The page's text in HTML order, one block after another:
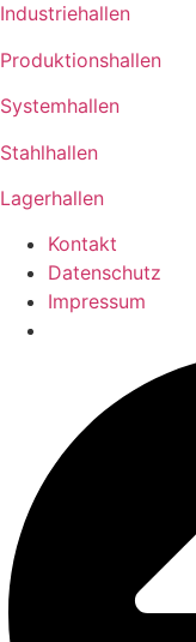
Industriehallen
Produktionshallen
Systemhallen
Stahlhallen
Lagerhallen
Kontakt
Datenschutz
Impressum